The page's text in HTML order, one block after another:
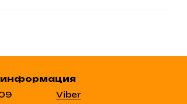
информация
Viber